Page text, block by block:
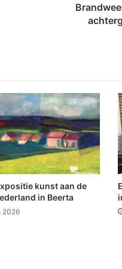
s
s
a
l
u
i
t
v
o
kunst aan de
in Beerta
2026